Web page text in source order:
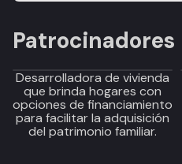
Patrocinadores
Desarrolladora de vivienda
que brinda hogares con
opciones de financiamiento
para facilitar la adquisición
del patrimonio familiar.